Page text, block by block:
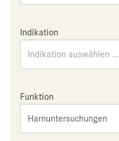
Indikation
Indikation auswählen ...
Funktion
Harnuntersuchungen